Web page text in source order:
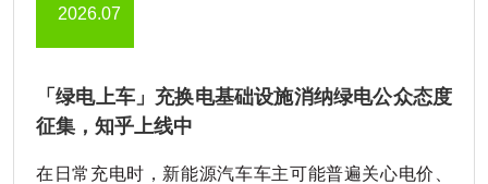
2026.07
「绿电上车」充换电基础设施消纳绿电公众态度
征集，知乎上线中
在日常充电时，新能源汽车车主可能普遍关心电价、